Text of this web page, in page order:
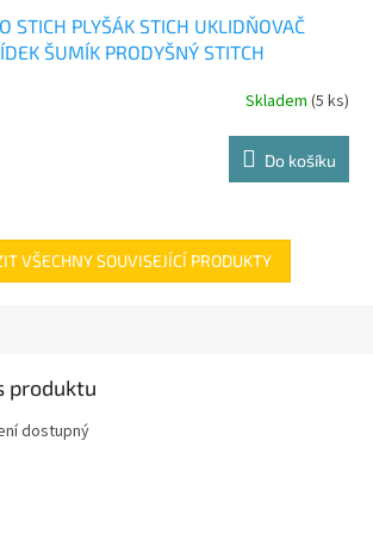
STICH PLYŠÁK STICH UKLIDŇOVAČ
ŠUMÍK PRODYŠNÝ STITCH
Skladem (5 ks)
Do košíku
VŠECHNY SOUVISEJÍCÍ PRODUKTY
produktu
dostupný